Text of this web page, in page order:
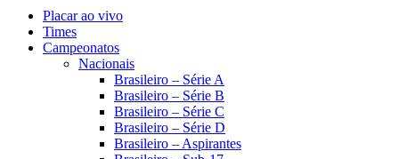
Placar ao vivo
Times
Campeonatos
Nacionais
Brasileiro – Série A
Brasileiro – Série B
Brasileiro – Série C
Brasileiro – Série D
Brasileiro – Aspirantes